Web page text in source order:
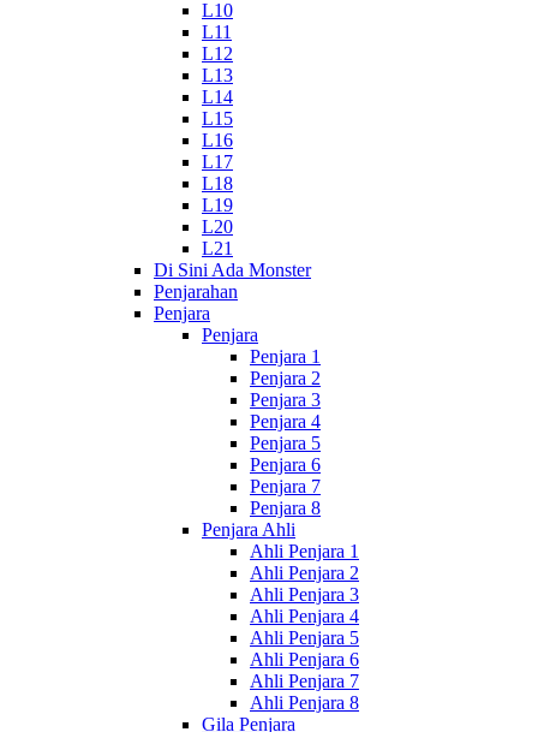
L10
L11
L12
L13
L14
L15
L16
L17
L18
L19
L20
L21
Di Sini Ada Monster
Penjarahan
Penjara
Penjara
Penjara 1
Penjara 2
Penjara 3
Penjara 4
Penjara 5
Penjara 6
Penjara 7
Penjara 8
Penjara Ahli
Ahli Penjara 1
Ahli Penjara 2
Ahli Penjara 3
Ahli Penjara 4
Ahli Penjara 5
Ahli Penjara 6
Ahli Penjara 7
Ahli Penjara 8
Gila Penjara